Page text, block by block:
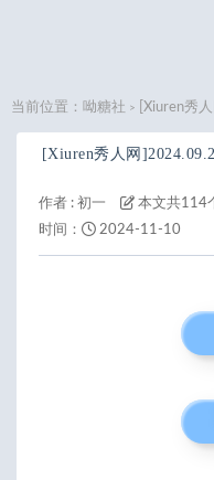
当前位置： 呦糖社 > [Xiuren秀人
[Xiuren秀人网
作者 : 初一 本文共114
时间：
2024-11-10